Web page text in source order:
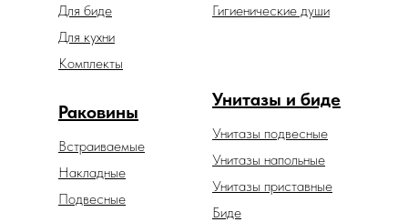
Гигиенические души
Унитазы и биде
Унитазы подвесные
Унитазы напольные
Унитазы приставные
Раковины
Встраиваемые
Накладные
Подвесные
Для биде
Для кухни
Биде
Комплекты